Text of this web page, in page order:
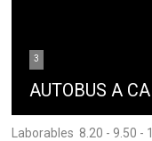
3
AUTOBUS A
Laborables 8.20 - 9.50 -